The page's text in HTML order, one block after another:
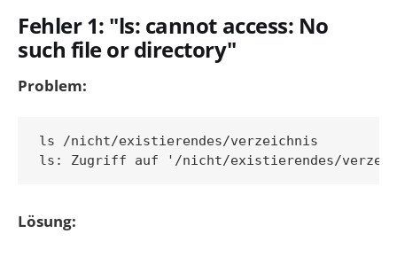
Fehler 1: "ls: cannot access: No
such file or directory"
Problem:
ls /nicht/existierendes/verzeichnis
Lösung: